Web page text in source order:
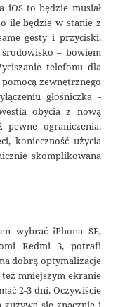
iOS to będzie musiał
ile będzie w stanie z
gesty i przyciski.
środowisko – bowiem
telefonu dla
zewnętrznego
głośniczka -
obycia z nową
ograniczenia.
konieczność użycia
skomplikowana
wybrać iPhona SE,
Redmi 3, potrafi
dobrą optymalizacje
mniejszym ekranie
2-3 dni. Oczywiście